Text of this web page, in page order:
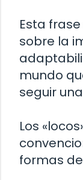
Esta
sobre la
mundo
seguir
Los
formas